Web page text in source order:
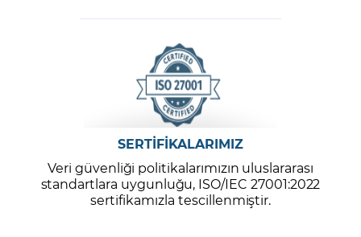
SERTİFİKALARIMIZ
Veri güvenliği politikalarımızın uluslararası
standartlara uygunluğu, ISO/IEC 27001:2022
sertifikamızla tescillenmiştir.